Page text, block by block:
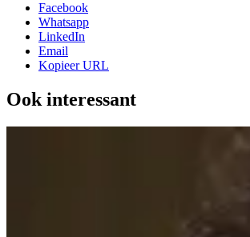
Facebook
Whatsapp
LinkedIn
Email
Kopieer URL
Ook interessant